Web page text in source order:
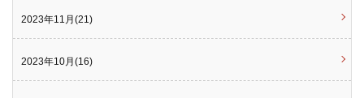
2023年11月(21)
2023年10月(16)